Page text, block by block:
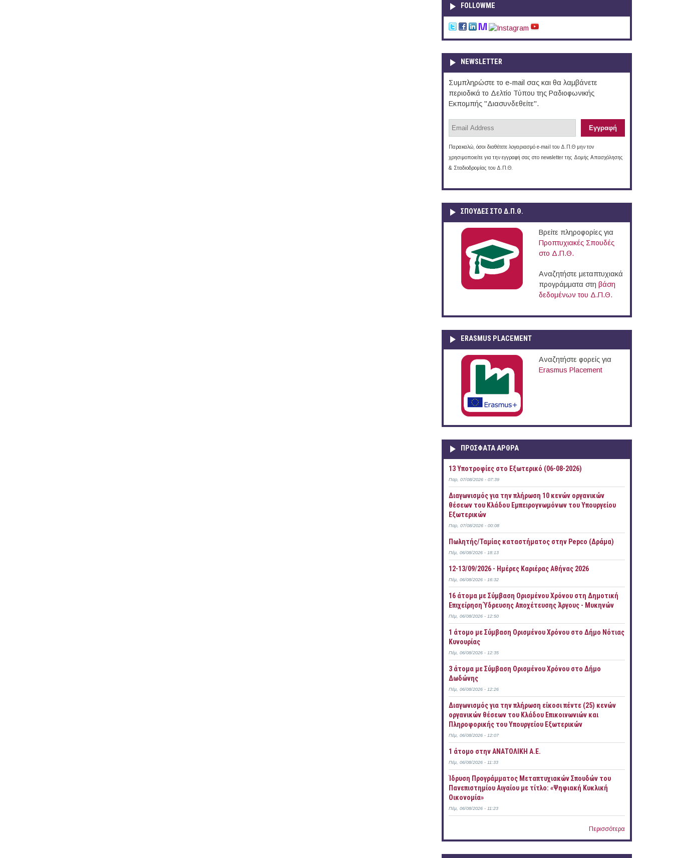
FOLLOWME
NEWSLETTER
Συμπληρώστε το e-mail σας και θα λαμβάνετε
περιοδικά το Δελτίο Τύπου της Ραδιοφωνικής
Εκπομπής "Διασυνδεθείτε".
Παρακαλώ, όσοι διαθέτετε λογαριασμό e-mail του Δ.Π.Θ μην τον
χρησιμοποιείτε για την εγγραφή σας στο newsletter της Δομής Απασχόλησης
& Σταδιοδρομίας του Δ.Π.Θ.
ΣΠΟΥΔΈΣ ΣΤΟ Δ.Π.Θ.
Βρείτε πληροφορίες για
Προπτυχιακές Σπουδές
στο Δ.Π.Θ.
Αναζητήστε μεταπτυχιακά
προγράμματα στη βάση
δεδομένων του Δ.Π.Θ.
ERASMUS PLACEMENT
Αναζητήστε φορείς για
Erasmus Placement
ΠΡOΣΦΑΤΑ AΡΘΡΑ
13 Υποτροφίες στο Εξωτερικό (06-08-2026)
Παρ, 07/08/2026 - 07:39
Διαγωνισμός για την πλήρωση 10 κενών οργανικών
θέσεων του Κλάδου Εμπειρογνωμόνων του Υπουργείου
Εξωτερικών
Παρ, 07/08/2026 - 00:08
Πωλητής/Ταμίας καταστήματος στην Pepco (Δράμα)
Πέμ, 06/08/2026 - 18:13
12-13/09/2026 - Ημέρες Καριέρας Αθήνας 2026
Πέμ, 06/08/2026 - 16:32
16 άτομα με Σύμβαση Ορισμένου Χρόνου στη Δημοτική
Επιχείρηση Ύδρευσης Αποχέτευσης Άργους - Μυκηνών
Πέμ, 06/08/2026 - 12:50
1 άτομο με Σύμβαση Ορισμένου Χρόνου στο Δήμο Νότιας
Κυνουρίας
Πέμ, 06/08/2026 - 12:35
3 άτομα με Σύμβαση Ορισμένου Χρόνου στο Δήμο
Δωδώνης
Πέμ, 06/08/2026 - 12:26
Διαγωνισμός για την πλήρωση είκοσι πέντε (25) κενών
οργανικών θέσεων του Κλάδου Επικοινωνιών και
Πληροφορικής του Υπουργείου Εξωτερικών
Πέμ, 06/08/2026 - 12:07
1 άτομο στην ΑΝΑΤΟΛΙΚΗ Α.Ε.
Πέμ, 06/08/2026 - 11:33
Ίδρυση Προγράμματος Μεταπτυχιακών Σπουδών του
Πανεπιστημίου Αιγαίου με τίτλο: «Ψηφιακή Κυκλική
Οικονομία»
Πέμ, 06/08/2026 - 11:23
Περισσότερα